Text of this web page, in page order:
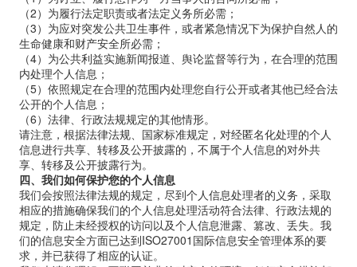
（2）为履行法定职责或者法定义务所必需；
（3）为应对突发公共卫生事件，或者紧急情况下为保护自然人的
生命健康和财产安全所必需；
（4）为公共利益实施新闻报道、舆论监督等行为，在合理的范围
内处理个人信息；
（5）依照规定在合理的范围内处理您自行公开或者其他已经合法
公开的个人信息；
（6）法律、行政法规规定的其他情形。
请注意，根据法律法规、国家标准规定，对经匿名化处理的个人
信息进行共享、转移及公开披露的，不属于个人信息的对外共
享、转移及公开披露行为。
四、我们如何保护您的个人信息
我们会按照法律法规的规定，尽到个人信息处理者的义务，采取
相应的措施确保我们的个人信息处理活动符合法律、行政法规的
规定，防止未经授权的访问以及个人信息泄露、篡改、丢失。我
们的信息安全方面已达到ISO27001 国际信息安全管理体系的要
求，并已获得了相应的认证。